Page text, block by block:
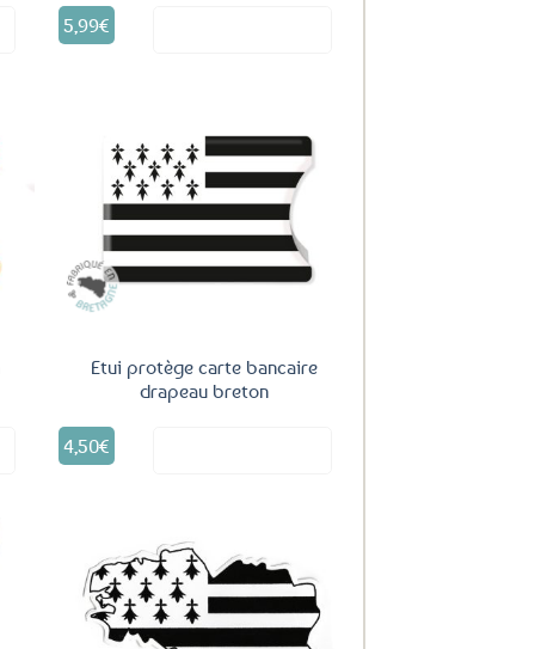
5,99€
Ajouter
Etui protège carte bancaire
drapeau breton
4,50€
Ajouter
aux
favoris